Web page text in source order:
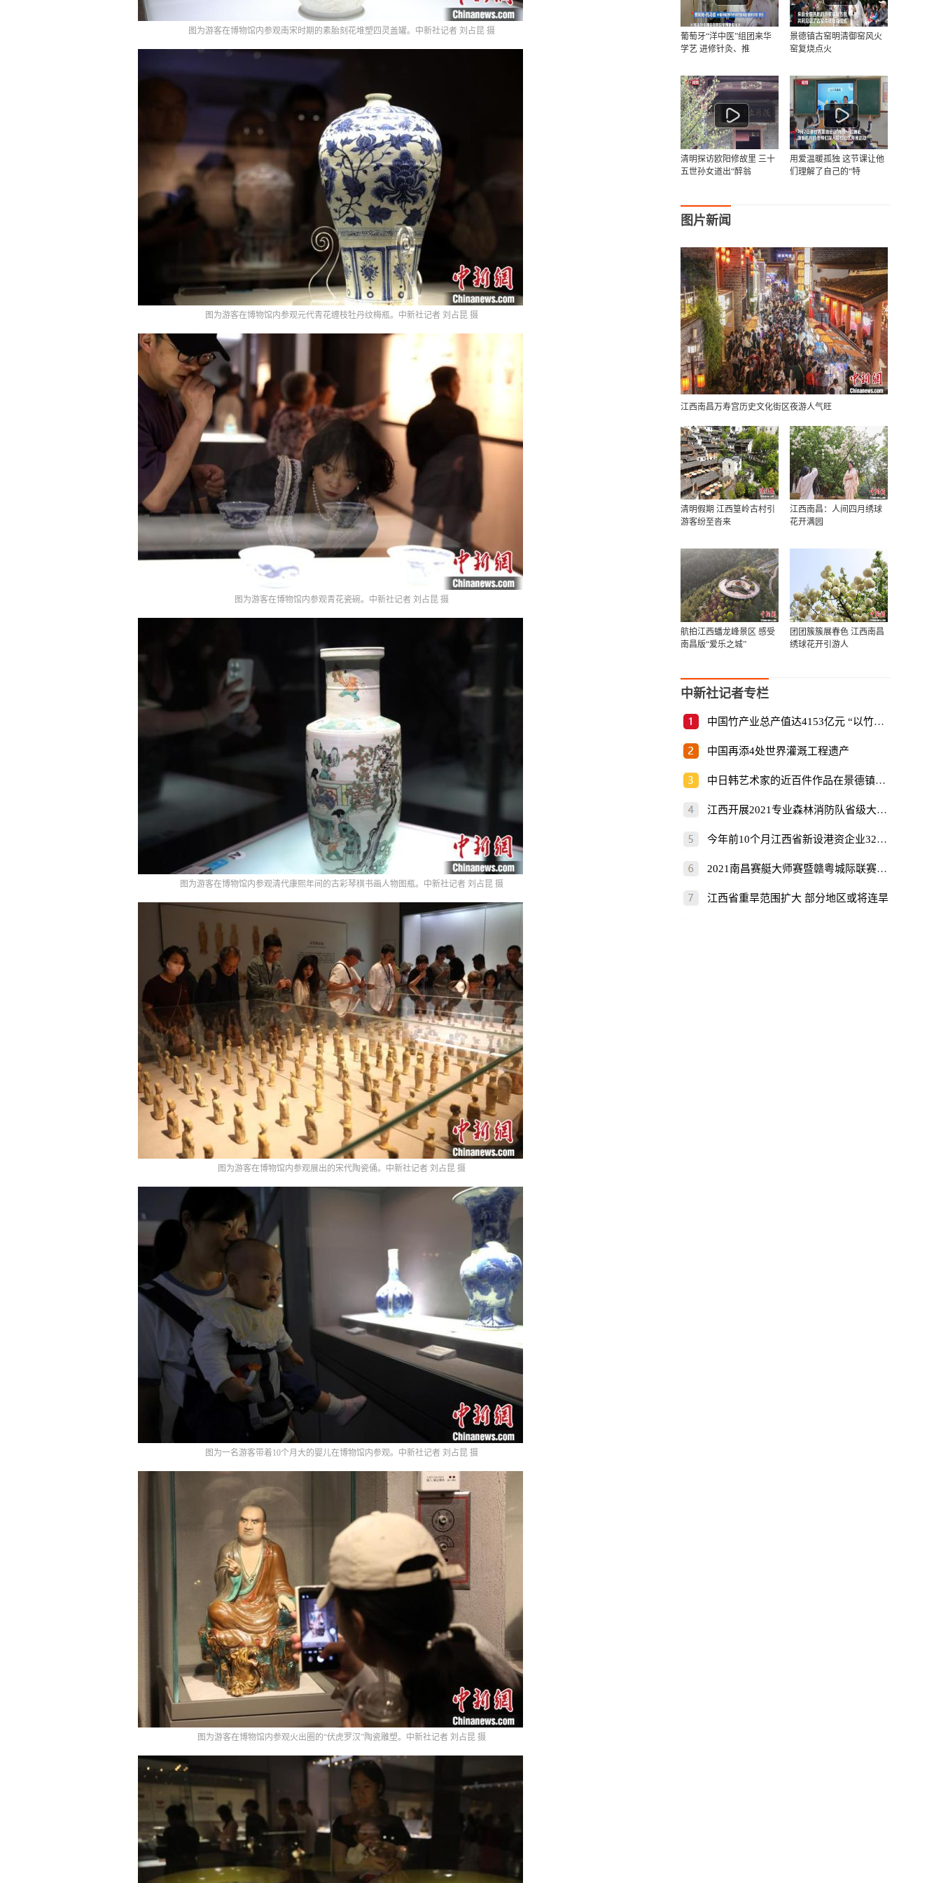
图为游客在博物馆内参观南宋时期的素胎刻花堆塑四灵盖罐。中新社记者 刘占昆 摄
图为游客在博物馆内参观元代青花缠枝牡丹纹梅瓶。中新社记者 刘占昆 摄
图为游客在博物馆内参观青花瓷碗。中新社记者 刘占昆 摄
图为游客在博物馆内参观清代康熙年间的古彩琴棋书画人物图瓶。中新社记者 刘占昆 摄
图为游客在博物馆内参观展出的宋代陶瓷俑。中新社记者 刘占昆 摄
图为一名游客带着10个月大的婴儿在博物馆内参观。中新社记者 刘占昆 摄
图为游客在博物馆内参观火出圈的“伏虎罗汉”陶瓷雕塑。中新社记者 刘占昆 摄
葡萄牙“洋中医”组团来华
学艺 进修针灸、推
景德镇古窑明清御窑风火
窑复烧点火
清明探访欧阳修故里 三十
五世孙女道出“醉翁
用爱温暖孤独 这节课让他
们理解了自己的“特
图片新闻
江西南昌万寿宫历史文化街区夜游人气旺
清明假期 江西篁岭古村引
游客纷至沓来
江西南昌：人间四月绣球
花开满园
航拍江西蟠龙峰景区 感受
南昌版“爱乐之城”
团团簇簇展春色 江西南昌
绣球花开引游人
中新社记者专栏
中国竹产业总产值达4153亿元 “以竹代塑”倡
中国再添4处世界灌溉工程遗产
中日韩艺术家的近百件作品在景德镇展出
江西开展2021专业森林消防队省级大比武
今年前10个月江西省新设港资企业325家
2021南昌赛艇大师赛暨赣粤城际联赛开赛
江西省重旱范围扩大 部分地区或将连旱